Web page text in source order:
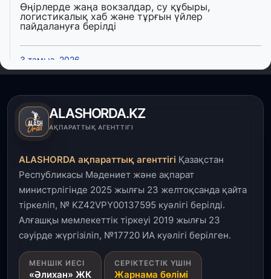
Өңірлерде жаңа вокзалдар, су құбыры,
логистикалық хаб және тұрғын үйлер
пайдалануға берілді
3 тамыз, 2026
Қызылордада 300 орындық аурухана,
салынып жатыр
1 тамыз, 2026
31 шілде, 2026
Ақмола облысындағы кездесуде кәсіпкерлер мен
ұстаздар «Әділет» партиясына өз ұсыныстарын
айтты
31 шілде, 2026
ҚР Президенті Орталық Азия елдеріне
ұзақмерзімді ынтымақтастық жоспарын әзірлеуді
ALASHORDA.KZ
АҚПАРАТТЫҚ АГЕНТТІГІ
ALASHORDA ақпараттық агенттігі Қазақстан
Республикасы Мәдениет және ақпарат
министрлігінде 2025 жылғы 23 желтоқсанда қайта
тіркеліп, № KZ42VPY00137595 куәлігі берілді.
Алғашқы мемлекеттік тіркеуі 2019 жылғы 23
сәуірде жүргізіліп, №17720 ИА куәлігі берілген.
МЕНШІК ИЕСІ
«Әлихан» ЖК
СЕРІКТЕСТІК ҮШІН
Жарнама бөлімі